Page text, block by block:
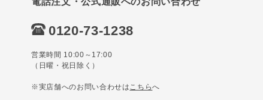
0120-73-1238
営業時間 10:00～17:00
（日曜・祝日除く）
※実店舗へのお問い合わせはこちらへ